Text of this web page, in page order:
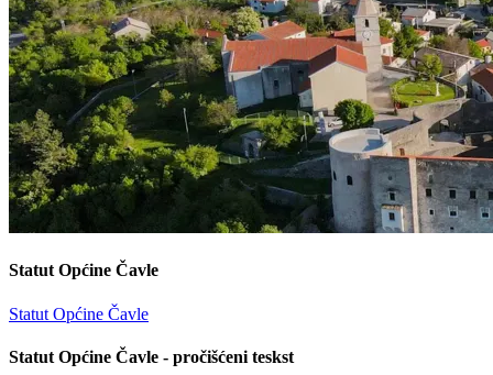
Statut Općine Čavle
Statut Općine Čavle
Statut Općine Čavle - pročišćeni teskst